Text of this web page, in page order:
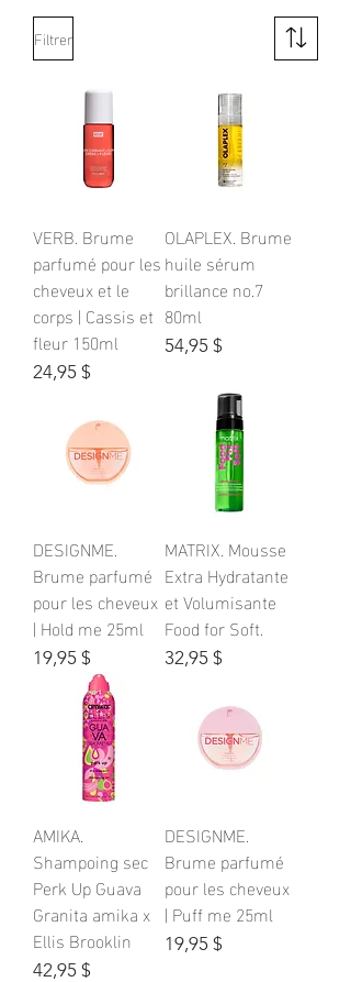
Filtrer
VERB. Brume
parfumé pour les
cheveux et le
corps | Cassis et
fleur 150ml
Prix
24,95 $
OLAPLEX. Brume
huile sérum
brillance no.7
80ml
Prix
54,95 $
DESIGNME.
Brume parfumé
pour les cheveux
| Hold me 25ml
Prix
19,95 $
MATRIX. Mousse
Extra Hydratante
et Volumisante
Food for Soft.
Prix
32,95 $
AMIKA.
Shampoing sec
Perk Up Guava
Granita amika x
Ellis Brooklin
Prix
42,95 $
DESIGNME.
Brume parfumé
pour les cheveux
| Puff me 25ml
Prix
19,95 $